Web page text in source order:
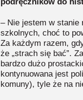
– Nie jestem w stanie
szkolnych, choć to
Za każdym razem,
że „strach się bać”.
bardzo dużo
kontynuowana jest
komuny), tyle że na